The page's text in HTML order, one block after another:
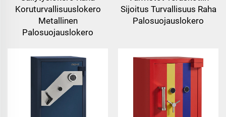
Koruturvallisuuslokero
Metallinen
Palosuojauslokero
Sijoitus Turvallisuus Raha
Palosuojauslokero